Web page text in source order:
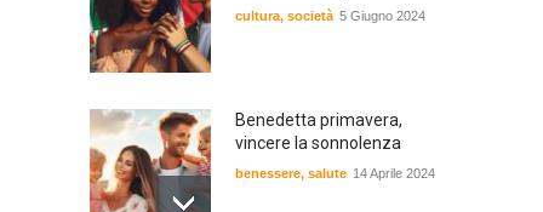
cultura, società 5 Giugno 2024
Benedetta primavera,
vincere la sonnolenza
benessere, salute 14 Aprile 2024